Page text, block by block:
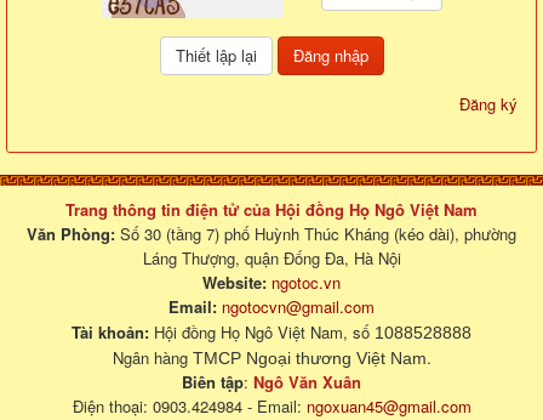
Đăng nhập
Đăng ký
Trang thông tin điện tử của Hội đồng Họ Ngô Việt Nam
Văn Phòng: Số 30 (tầng 7) phố Huỳnh Thúc Kháng (kéo dài), phường
Láng Thượng, quận Đống Đa, Hà Nội
Website: ngotoc.vn
Email: ngotocvn@gmail.com
Tài khoản: Hội đồng Họ Ngô Việt Nam, số 1088528888
Ngân hàng TMCP Ngoại thương Việt Nam.
Biên tập: Ngô Văn Xuân
Điện thoại: 0903.424984 - Email: ngoxuan45@gmail.com